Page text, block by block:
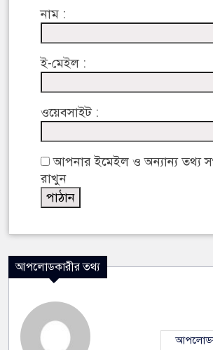
নাম :
ই-মেইল :
ওয়েবসাইট :
আপনার ইমেইল ও অন্যান্য তথ্য
রাখুন
আপলোডকারীর তথ্য